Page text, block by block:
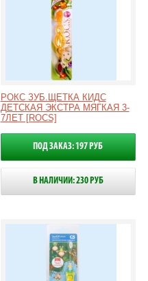
РОКС ЗУБ.ЩЕТКА КИДС
ДЕТСКАЯ ЭКСТРА МЯГКАЯ 3-
7ЛЕТ [ROCS]
ПОД ЗАКАЗ: 197 РУБ
В НАЛИЧИИ: 230 РУБ